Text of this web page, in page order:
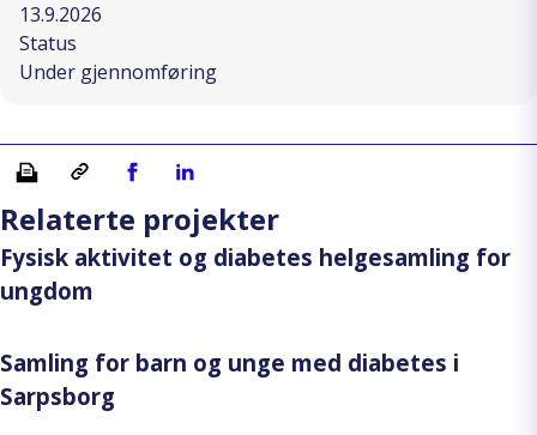
13.9.2026
Status
Under gjennomføring
Skriv ut Kopiera länkDel på Facebook
Del på Linkedin
Relaterte projekter
Fysisk aktivitet og diabetes helgesamling for
ungdom
Samling for barn og unge med diabetes i
Sarpsborg